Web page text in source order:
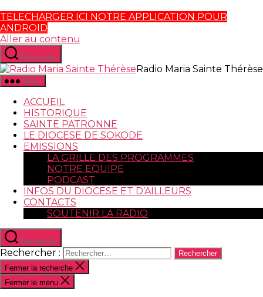
TELECHARGER ICI NOTRE APPLICATION POUR
ANDROID
Aller au contenu
Recherche
Radio Maria Sainte Thérèse
Menu
ACCUEIL
HISTORIQUE
SAINTE PATRONNE
LE DIOCESE DE SOKODE
EMISSIONS
LA GRILLE DES PROGRAMMES
NOTRE EQUIPE
PODCAST
INFOS DU DIOCESE ET D’AILLEURS
CONTACTS
SOUTENIR LA RADIO
Recherche
Rechercher :
Fermer la recherche
Fermer le menu